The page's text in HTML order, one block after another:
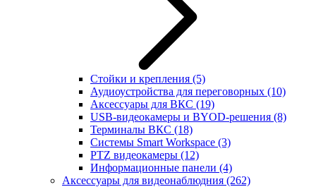
Стойки и крепления (5)
Аудиоустройства для переговорных (10)
Аксессуары для ВКС (19)
USB-видеокамеры и BYOD-решения (8)
Терминалы ВКС (18)
Системы Smart Workspace (3)
PTZ видеокамеры (12)
Информационные панели (4)
Аксессуары для видеонаблюдния (262)